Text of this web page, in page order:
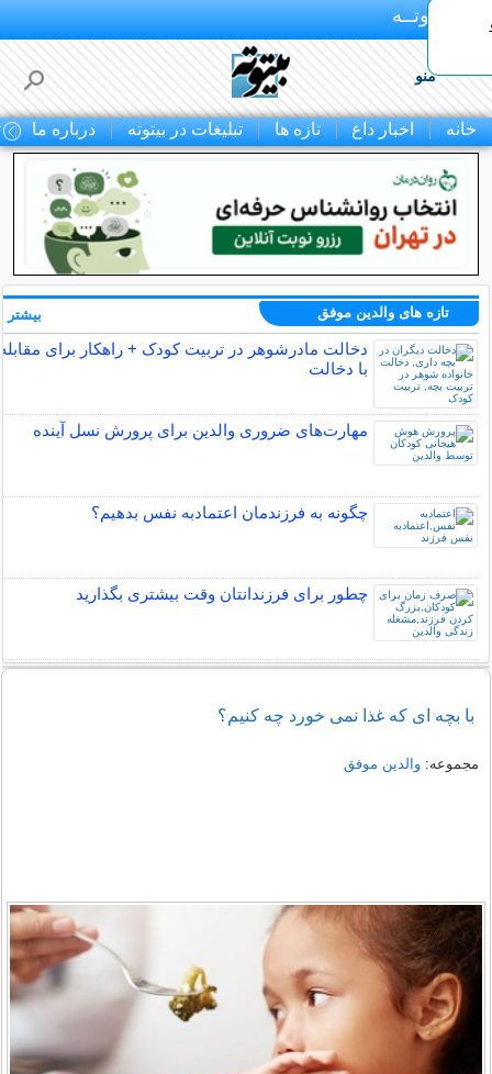
بـیتوتــه
منو
خانه اخبار داغ تازه ها تبلیغات در بیتوته درباره ما
تازه های والدین موفق
دخالت مادرشوهر در تربیت کودک + راهکار برای
با دخالت
مهارت‌های ضروری والدین برای پرورش نسل آینده
چگونه به فرزندمان اعتمادبه نفس بدهیم؟
چطور برای فرزندانتان وقت بیشتری بگذارید
بیشتر
با بچه ای که غذا نمی خورد چه کنیم؟
مجموعه:والدین موفق